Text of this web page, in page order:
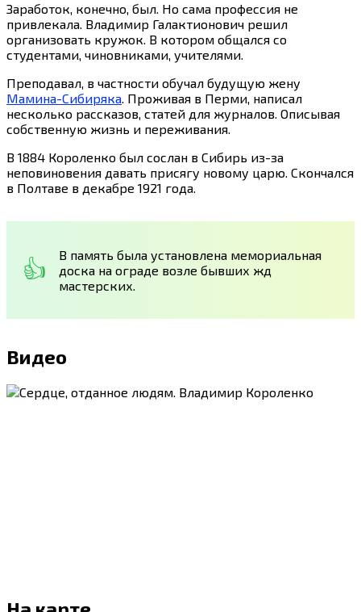
Заработок, конечно, был. Но сама профессия не
привлекала. Владимир Галактионович решил
организовать кружок. В котором общался со
студентами, чиновниками, учителями.
Преподавал, в частности обучал будущую жену
Мамина-Сибиряка. Проживая в Перми, написал
несколько рассказов, статей для журналов. Описывая
собственную жизнь и переживания.
В 1884 Короленко был сослан в Сибирь из-за
неповиновения давать присягу новому царю. Скончался
в Полтаве в декабре 1921 года.
В память была установлена мемориальная
доска на ограде возле бывших жд
мастерских.
Видео